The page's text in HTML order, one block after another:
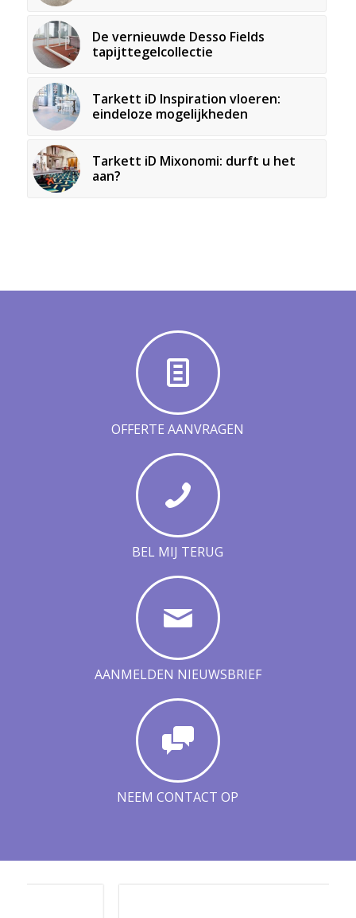
De vernieuwde Desso Fields
tapijttegelcollectie
Tarkett iD Inspiration vloeren:
eindeloze mogelijkheden
Tarkett iD Mixonomi: durft u het
aan?
OFFERTE AANVRAGEN
BEL MIJ TERUG
AANMELDEN NIEUWSBRIEF
NEEM CONTACT OP